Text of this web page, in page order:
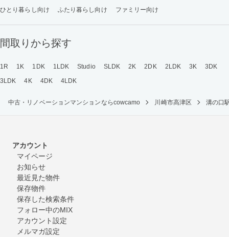
ひとり暮らし向け
ふたり暮らし向け ファミリー向け
間取りから探す
1R 1K 1DK 1LDK Studio SLDK 2K 2DK 2LDK 3K
3DK
3LDK
4K 4DK 4LDK
中古・リノベーションマンションならcowcamo 川崎市高津区 溝の口
アカウント
マイページ
お知らせ
最近見た物件
保存物件
保存した検索条件
フォロー中のMIX
アカウント設定
メルマガ設定